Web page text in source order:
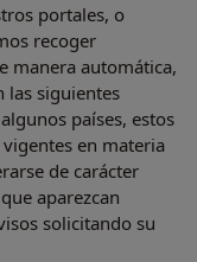
portales, o
recoger
manera automática,
las siguientes
países, estos
en materia
de carácter
aparezcan
solicitando su